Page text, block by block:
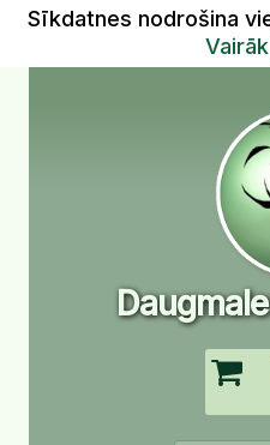
Sīkdatnes nodrošina
Vairāk